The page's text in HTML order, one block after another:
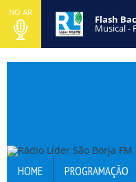
NO AR
Flash
Musical -
HOME PROGRAMAÇÃO